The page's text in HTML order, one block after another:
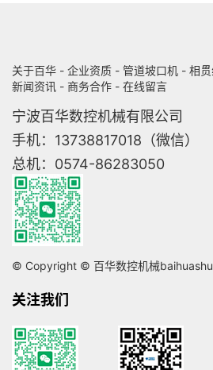
关于百华 - 企业资质 - 管道坡口机 - 相
新闻资讯 - 商务合作 - 在线留言
宁波百华数控机械有限公司
手机：13738817018（微信）
总机：0574-86283050
© Copyright © 百华数控机械
关注我们